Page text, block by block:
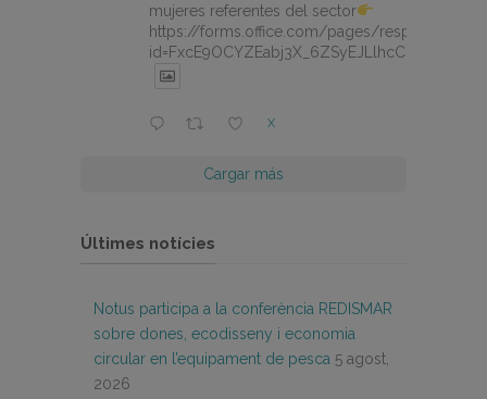
mujeres referentes del sector
https://forms.office.com/pages/
X
Cargar más
Últimes notícies
Notus participa a la conferència REDISMAR
sobre dones, ecodisseny i economia
circular en l’equipament de pesca 5 agost,
2026